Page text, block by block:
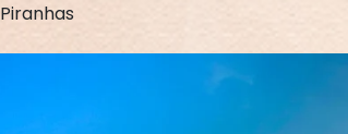
Piranhas